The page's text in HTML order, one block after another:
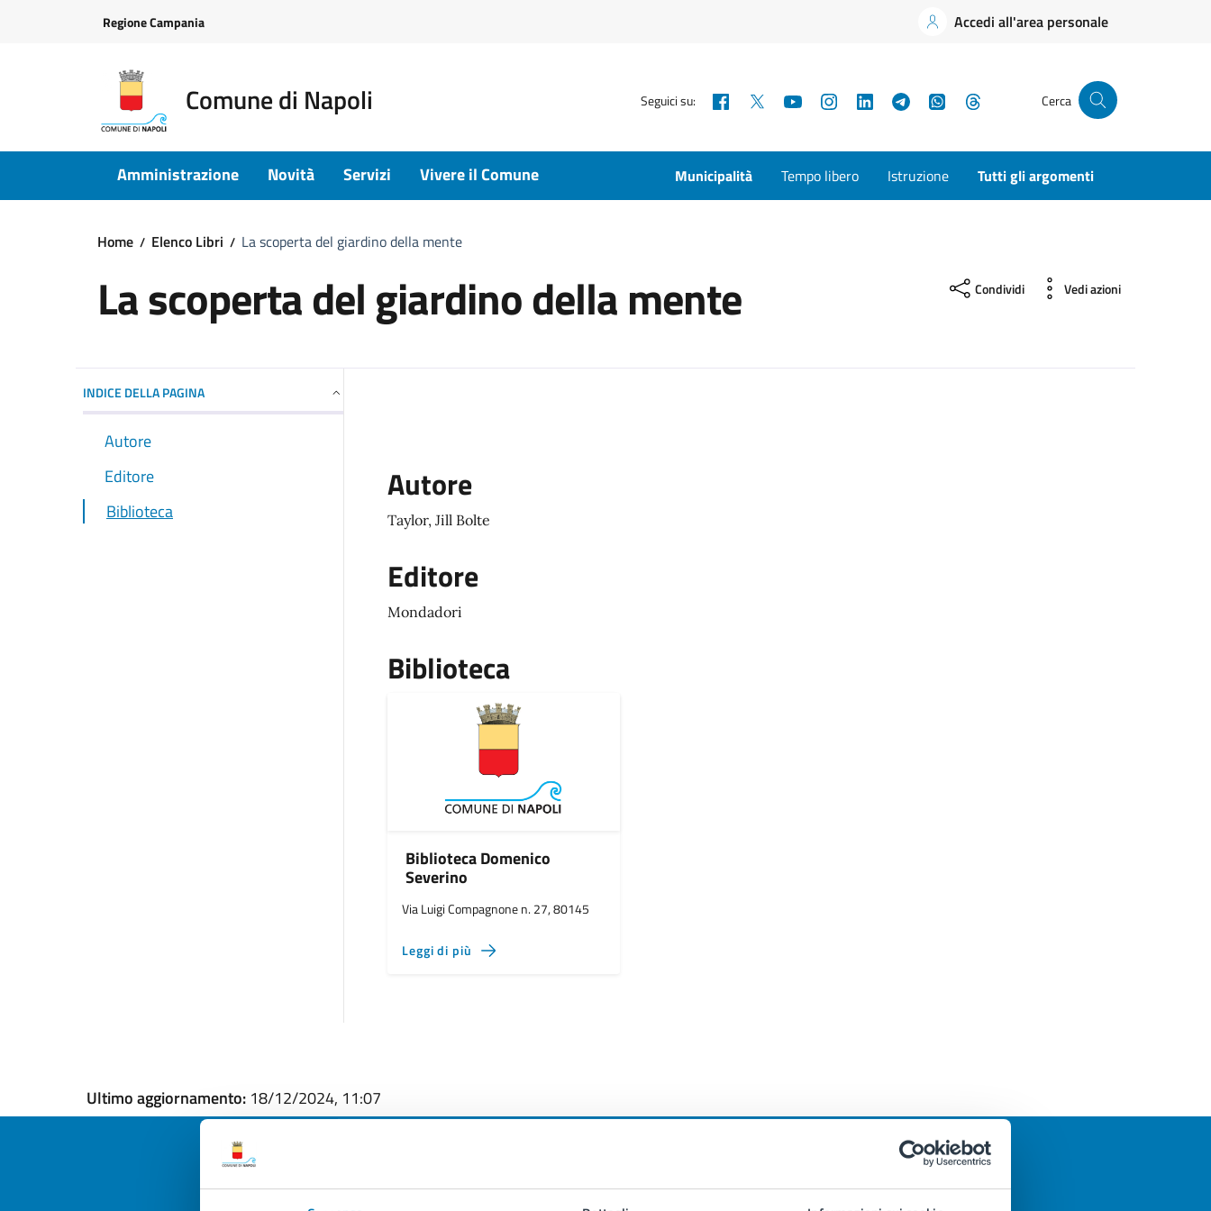
Regione Campania Accedi all'area personale
Comune di Napoli Seguici su: Facebook YouTubeInstagramLinkedInTelegramWhatsApp Cerca
Amministrazione Novità Servizi Vivere il Comune Municipalità Tempo libero Istruzione Tutti gli argomenti
Home Elenco Libri La scoperta del giardino della mente
La scoperta del giardino della mente Condividi Vedi azioni
INDICE DELLA PAGINA
Autore
Editore
Biblioteca
Autore
Taylor, Jill Bolte
Editore
Mondadori
Biblioteca
Biblioteca Domenico
Severino
Via Luigi Compagnone n. 27, 80145
Leggi di più
Ultimo aggiornamento: 18/12/2024, 11:07